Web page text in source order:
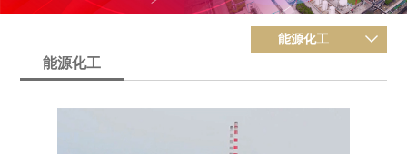
能源化工
能源化工